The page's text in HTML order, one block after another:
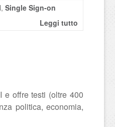
, Single Sign-on
Leggi tutto
e offre testi (oltre 400
politica, economia,